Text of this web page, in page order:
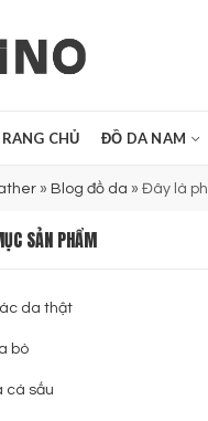
CHỦ ĐỒ DA NAM
» Blog đồ da » Đây là
SẢN PHẨM
da thật
bò
cá sấu